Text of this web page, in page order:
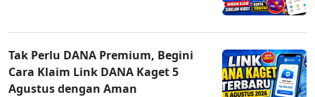
Tak Perlu DANA Premium, Begini
Cara Klaim Link DANA Kaget 5
Agustus dengan Aman